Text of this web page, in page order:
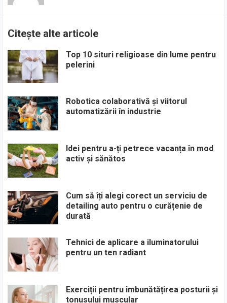
Citește alte articole
Top 10 situri religioase din lume pentru
pelerini
Robotica colaborativă și viitorul
automatizării în industrie
Idei pentru a-ți petrece vacanța în mod
activ și sănătos
Cum să îți alegi corect un serviciu de
detailing auto pentru o curățenie de
durată
Tehnici de aplicare a iluminatorului
pentru un ten radiant
Exerciții pentru îmbunătățirea posturii și
tonusului muscular